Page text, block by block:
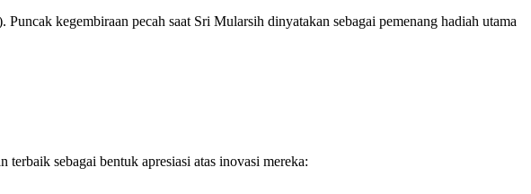
Puncak kegembiraan pecah saat Sri Mularsih dinyatakan sebagai pemenang hadiah utama
sebagai bentuk apresiasi atas inovasi mereka: